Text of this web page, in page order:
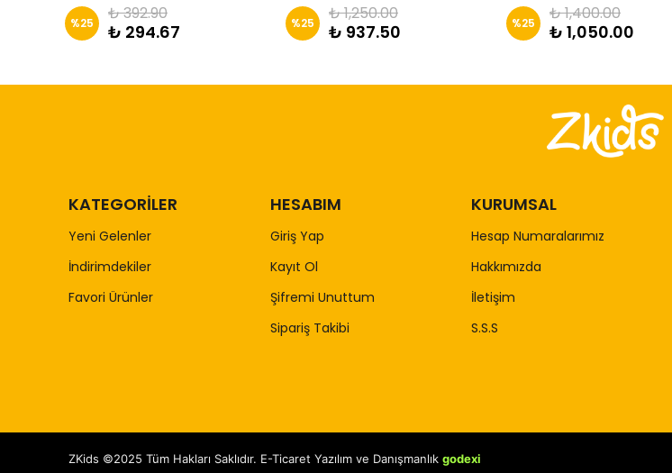
%25 ₺ 392.90
₺ 294.67 %25 ₺ 1,250.00
₺ 937.50 %25 ₺ 1,400.00
₺ 1,050.00
KATEGORİLER
Yeni Gelenler
İndirimdekiler
Favori Ürünler
HESABIM
Giriş Yap
Kayıt Ol
Şifremi Unuttum
Sipariş Takibi
KURUMSAL
Hesap Numaralarımız
Hakkımızda
İletişim
S.S.S
ZKids ©2025 Tüm Hakları Saklıdır. E-Ticaret Yazılım ve Danışmanlık godexi